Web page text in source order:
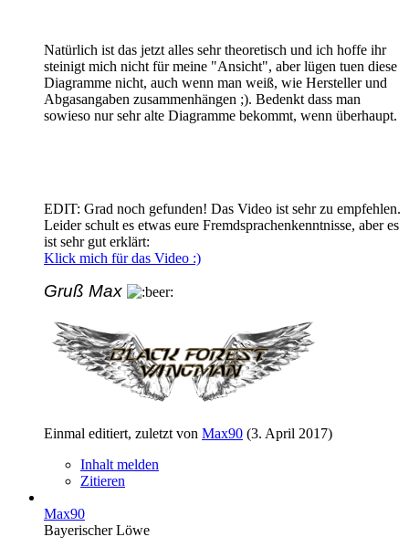
Natürlich ist das jetzt alles sehr theoretisch und ich hoffe ihr
steinigt mich nicht für meine "Ansicht", aber lügen tuen diese
Diagramme nicht, auch wenn man weiß, wie Hersteller und
Abgasangaben zusammenhängen ;). Bedenkt dass man
sowieso nur sehr alte Diagramme bekommt, wenn überhaupt.
EDIT: Grad noch gefunden! Das Video ist sehr zu empfehlen.
Leider schult es etwas eure Fremdsprachenkenntnisse, aber es
ist sehr gut erklärt:
Klick mich für das Video :)
Gruß Max
Einmal editiert, zuletzt von Max90 (3. April 2017)
Inhalt melden
Zitieren
Max90
Bayerischer Löwe